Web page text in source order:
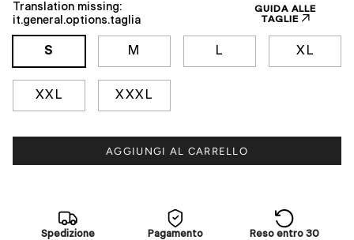
Translation missing:
it.general.options.taglia
GUIDA ALLE
TAGLIE
S M L XL
XXL XXXL
AGGIUNGI AL CARRELLO
Spedizione
Pagamento
Reso entro 30